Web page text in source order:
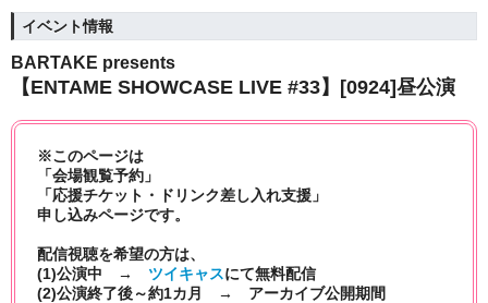
イベント情報
BARTAKE presents
【ENTAME SHOWCASE LIVE #33】 [0924]昼公演
※このページは
「会場観覧予約」
「応援チケット・ドリンク差し入れ支援」
申し込みページです。
配信視聴を希望の方は、
(1)公演中 → ツイキャスにて無料配信
(2)公演終了後～約1カ月 → アーカイブ公開期間